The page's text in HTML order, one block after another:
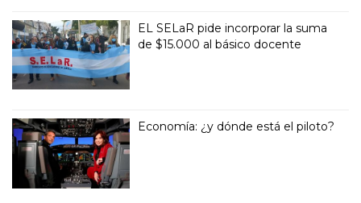
EL SELaR pide incorporar la suma
de $15.000 al básico docente
Economía: ¿y dónde está el piloto?